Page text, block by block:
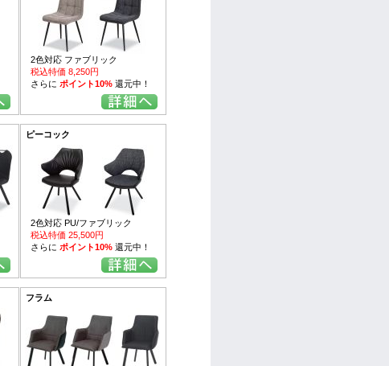
2色対応 ファブリック
税込特価 8,250円
さらに ポイント10%還元中！
ピーコック
2色対応 PU/ファブリック
税込特価 25,500円
さらに ポイント10%還元中！
フラム